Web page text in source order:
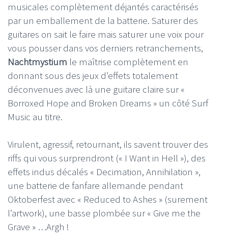
musicales complètement déjantés caractérisés
par un emballement de la batterie. Saturer des
guitares on sait le faire mais saturer une voix pour
vous pousser dans vos derniers retranchements,
Nachtmystium le maîtrise complètement en
donnant sous des jeux d’effets totalement
déconvenues avec là une guitare claire sur «
Borroxed Hope and Broken Dreams » un côté Surf
Music au titre.
Virulent, agressif, retournant, ils savent trouver des
riffs qui vous surprendront (« I Want in Hell »), des
effets indus décalés « Decimation, Annihilation »,
une batterie de fanfare allemande pendant
Oktoberfest avec « Reduced to Ashes » (surement
l’artwork), une basse plombée sur « Give me the
Grave » …Argh !